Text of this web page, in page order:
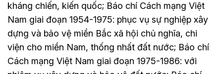
kháng chiến, kiến quốc; Báo chí Cách mạng Việt
Nam giai đoạn 1954-1975: phục vụ sự nghiệp xây
dựng và bảo vệ miền Bắc xã hội chủ nghĩa, chi
viện cho miền Nam, thống nhất đất nước; Báo chí
Cách mạng Việt Nam giai đoạn 1975-1986: với